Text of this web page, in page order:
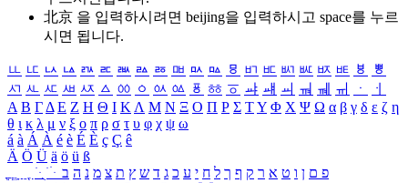
北京 을 입력하시려면 beijing을 입력하시고 space를 누르
시면 됩니다.
ㅥ ㅦ ㅧ ㅨ ㅩ ㅪ ㅫ ㅬ ㅭ ㅮ ㅯ ㅰ ㅱ ㅲ ㅳ ㅴ ㅵ ㅶ ㅷ ㅸ
ㅹ
ㅺ ㅻ ㅼ ㅽ ㅾ ㅿ ㆀ ㆁ ㆂ ㆃ ㆄ ㆅ ㆆ ㆇ ㆈ ㆉ ㆊ ㆋ ㆌ ㆍ
ㆎ
Α Β ΓΔ Ε Ζ Η Θ Ι ΚΛ Μ Ν Ξ Ο Π Ρ Σ ΤΥ Φ Χ Ψ Ω α β γ δ ε ζ η
θ ι κ λ μ ν ξ ο π ρ σ τ υ φ χ ψ ω
á à Á À é è É È ç Ç ê
Ä Ö Ü ä ö ü ß
ִֶֹ ֻּ ׁׂ פ ם ן ו ט א ר ק ף ך ל ח י ע כ ג ד ש ץ ת צ מ נ ה ב